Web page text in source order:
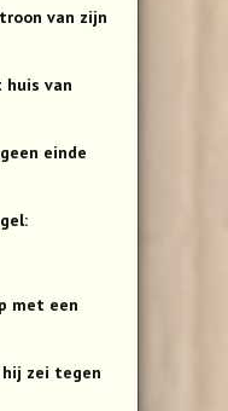
troon van zijn
huis van
einde
met een
hij zei tegen